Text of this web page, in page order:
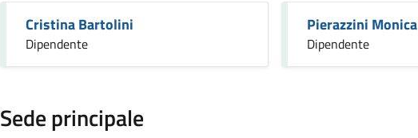
Cristina Bartolini
Dipendente
Pierazzini Monica
Dipendente
Sede principale